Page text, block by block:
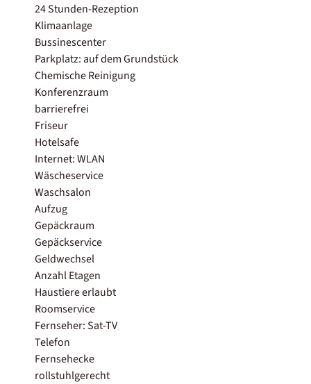
24 Stunden-Rezeption
Klimaanlage
Bussinescenter
Parkplatz: auf dem Grundstück
Chemische Reinigung
Konferenzraum
barrierefrei
Friseur
Hotelsafe
Internet: WLAN
Wäscheservice
Waschsalon
Aufzug
Gepäckraum
Gepäckservice
Geldwechsel
Anzahl Etagen
Haustiere erlaubt
Roomservice
Fernseher: Sat-TV
Telefon
Fernsehecke
rollstuhlgerecht